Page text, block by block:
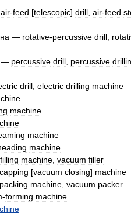
air-feed [telescopic] drill air-feed
— rotative-percussive drill
— percussive drill percussive
drill electric drilling machine
machine
machine
machine
filling machine vacuum filler
capping [vacuum closing] machine
packing machine vacuum packer
-forming machine